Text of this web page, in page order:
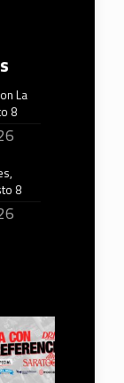
La
8
8